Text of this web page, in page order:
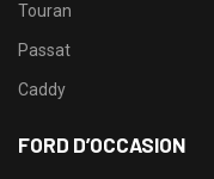
Touran
Passat
Caddy
FORD D’OCCASION